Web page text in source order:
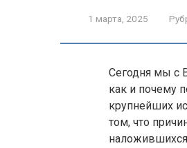
1 марта, 2025
Сегодня мы с
как и почему
крупнейших
том, что
наложившихся